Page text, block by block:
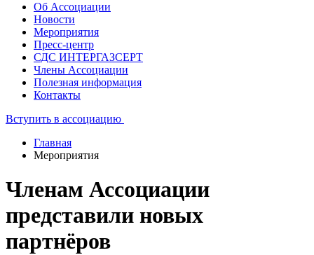
Об Ассоциации
Новости
Мероприятия
Пресс-центр
СДС ИНТЕРГАЗСЕРТ
Члены Ассоциации
Полезная информация
Контакты
Вступить в ассоциацию
Главная
Мероприятия
Членам Ассоциации
представили новых
партнёров